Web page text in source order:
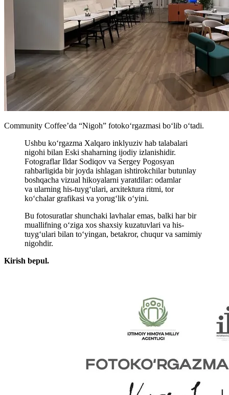
Community Coffee’da “Nigoh” fotokoʻrgazmasi boʻlib oʻtadi.
Ushbu koʻrgazma Xalqaro inklyuziv hab talabalari
nigohi bilan Eski shaharning ijodiy izlanishidir.
Fotograflar Ildar Sodiqov va Sergey Pogosyan
rahbarligida bir joyda ishlagan ishtirokchilar butunlay
boshqacha vizual hikoyalarni yaratdilar: odamlar
va ularning his-tuyg‘ulari, arxitektura ritmi, tor
ko‘chalar grafikasi va yorug‘lik o‘yini.
Bu fotosuratlar shunchaki lavhalar emas, balki har bir
muallifning oʻziga xos shaxsiy kuzatuvlari va his-
tuyg‘ulari bilan to‘yingan, betakror, chuqur va samimiy
nigohdir.
Kirish bepul.